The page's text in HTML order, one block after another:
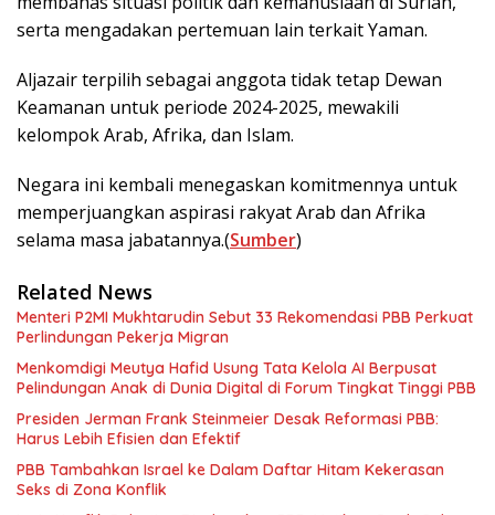
serta mengadakan pertemuan lain terkait Yaman.
Aljazair terpilih sebagai anggota tidak tetap Dewan
Keamanan untuk periode 2024-2025, mewakili
kelompok Arab, Afrika, dan Islam.
Negara ini kembali menegaskan komitmennya untuk
memperjuangkan aspirasi rakyat Arab dan Afrika
selama masa jabatannya.(Sumber)
Related News
Menteri P2MI Mukhtarudin Sebut 33 Rekomendasi PBB Perkuat
Perlindungan Pekerja Migran
Menkomdigi Meutya Hafid Usung Tata Kelola AI Berpusat
Pelindungan Anak di Dunia Digital di Forum Tingkat Tinggi PBB
Presiden Jerman Frank Steinmeier Desak Reformasi PBB:
Harus Lebih Efisien dan Efektif
PBB Tambahkan Israel ke Dalam Daftar Hitam Kekerasan
Seks di Zona Konflik